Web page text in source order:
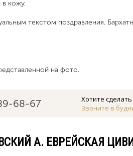
в кожу.
текстом поздравления.
на фото.
68-67
Хотите
Звоните в
А. ЕВРЕЙСКАЯ